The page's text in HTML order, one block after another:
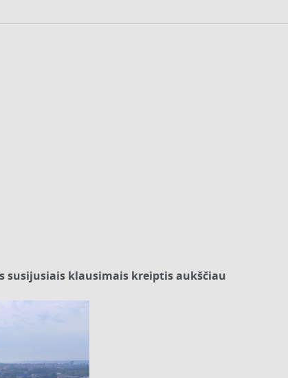
klausimais kreiptis ​aukščiau